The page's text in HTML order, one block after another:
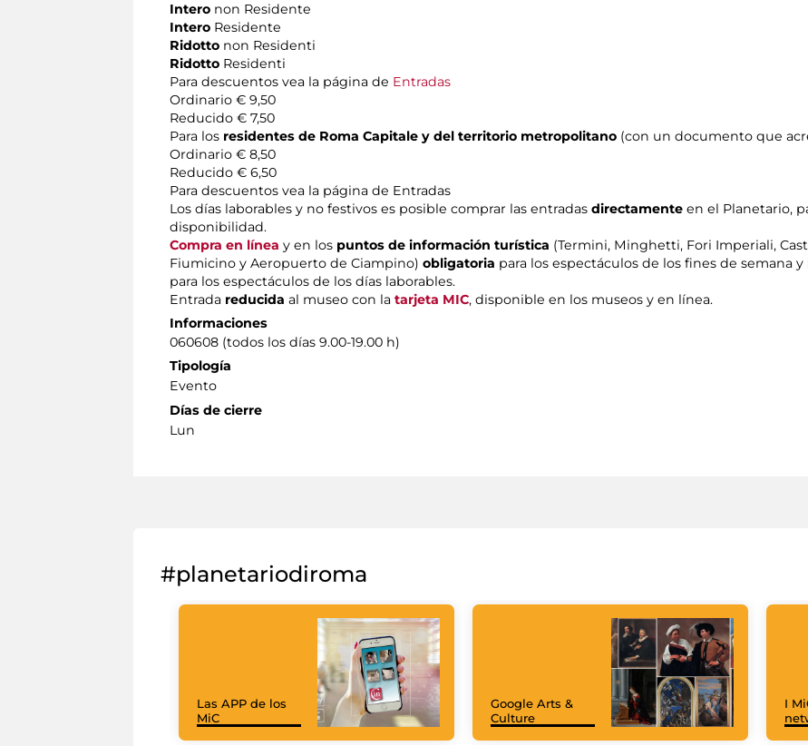
Intero non Residente
Intero Residente
Ridotto non Residenti
Ridotto Residenti
Para descuentos vea la página de Entradas
Ordinario € 9,50
Reducido € 7,50
Para los residentes de Roma Capitale y del territorio metropolitano (con un documento que
Ordinario € 8,50
Reducido € 6,50
Para descuentos vea la página de Entradas
Los días laborables y no festivos es posible comprar las entradas directamente en el Planetario,
disponibilidad.
Compra en línea y en los puntos de información turística (Termini, Minghetti, Fori Imperiali,
Fiumicino y Aeropuerto de Ciampino) obligatoria para los espectáculos de los fines de semana y
para los espectáculos de los días laborables.
Entrada reducida al museo con la tarjeta MIC, disponible en los museos y en línea.
Informaciones
060608 (todos los días 9.00-19.00 h)
Tipología
Evento
Días de cierre
Lun
#planetariodiroma
Las APP de los
MiC
Google Arts &
Culture
I